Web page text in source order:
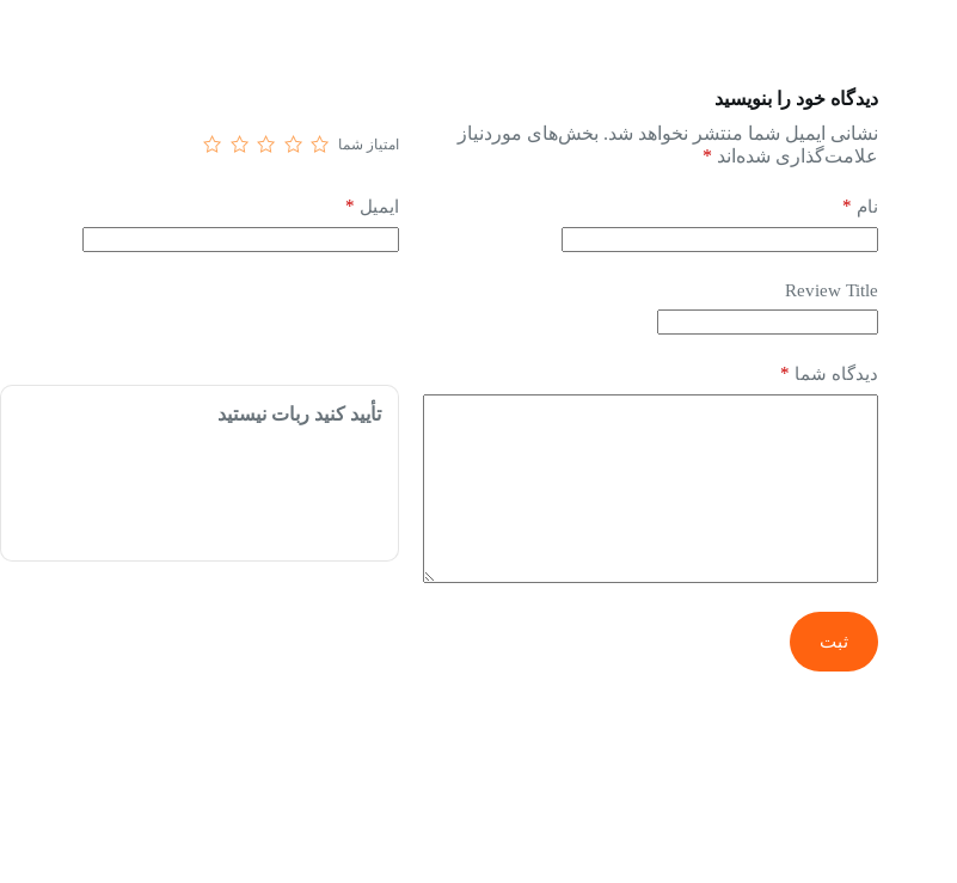
دیدگاه خود را بنویسید
نشانی ایمیل شما منتشر نخواهد شد. بخش‌های موردنیاز
علامت‌گذاری شده‌اند *
امتیاز شما
نام * ایمیل *
Review Title
دیدگاه شما *
تأیید کنید ربات نیستید
ثبت